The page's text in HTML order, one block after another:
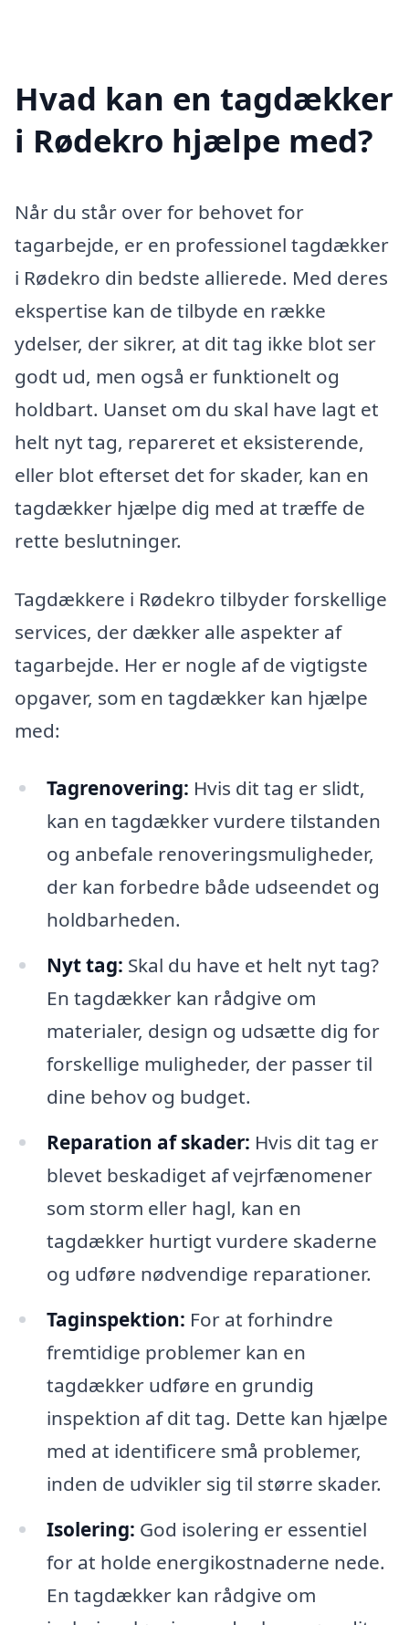
Hvad kan en tagdækker
i Rødekro hjælpe med?
Når du står over for behovet for
tagarbejde, er en professionel tagdækker
i Rødekro din bedste allierede. Med deres
ekspertise kan de tilbyde en række
ydelser, der sikrer, at dit tag ikke blot ser
godt ud, men også er funktionelt og
holdbart. Uanset om du skal have lagt et
helt nyt tag, repareret et eksisterende,
eller blot efterset det for skader, kan en
tagdækker hjælpe dig med at træffe de
rette beslutninger.
Tagdækkere i Rødekro tilbyder forskellige
services, der dækker alle aspekter af
tagarbejde. Her er nogle af de vigtigste
opgaver, som en tagdækker kan hjælpe
med:
Tagrenovering: Hvis dit tag er slidt,
kan en tagdækker vurdere tilstanden
og anbefale renoveringsmuligheder,
der kan forbedre både udseendet og
holdbarheden.
Nyt tag: Skal du have et helt nyt tag?
En tagdækker kan rådgive om
materialer, design og udsætte dig for
forskellige muligheder, der passer til
dine behov og budget.
Reparation af skader: Hvis dit tag er
blevet beskadiget af vejrfænomener
som storm eller hagl, kan en
tagdækker hurtigt vurdere skaderne
og udføre nødvendige reparationer.
Taginspektion: For at forhindre
fremtidige problemer kan en
tagdækker udføre en grundig
inspektion af dit tag. Dette kan hjælpe
med at identificere små problemer,
inden de udvikler sig til større skader.
Isolering: God isolering er essentiel
for at holde energikostnaderne nede.
En tagdækker kan rådgive om